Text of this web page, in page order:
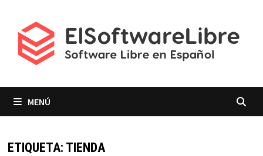
contenido
MENÚ
ETIQUETA: TIENDA